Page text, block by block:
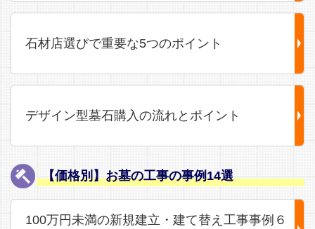
石材店選びで重要な5つのポイント
デザイン型墓石購入の流れとポイント
【価格別】お墓の工事の事例14選
100万円未満の新規建立・建て替え工事事例６